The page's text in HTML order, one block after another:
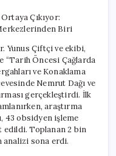
Ortaya
Çıkıyor:
Dünyanın
En
Eski
Obsidyen
Merkezlerinden
Biri
için
Yunus Çiftçi ve ekibi,
“Tarih Öncesi Çağlarda
ve Konaklama
Nemrut Dağı ve
gerçekleştirdi. İlk
araştırma
43 obsidyen işleme
edildi. Toplanan 2 bin
analizi sona erdi.